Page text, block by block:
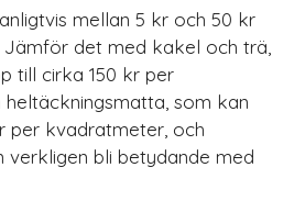
mellan 5 kr och 50 kr
det med kakel och trä,
till cirka 150 kr per
som kan
per kvadratmeter, och
verkligen bli betydande med